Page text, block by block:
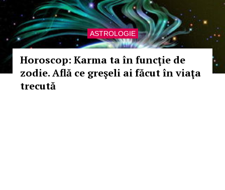
ASTROLOGIE
Horoscop: Karma ta în funcţie de
zodie. Află ce greşeli ai făcut în viaţa
trecută